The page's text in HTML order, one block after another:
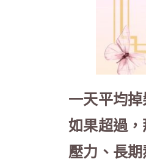
一天平均
如果超過
壓力、長